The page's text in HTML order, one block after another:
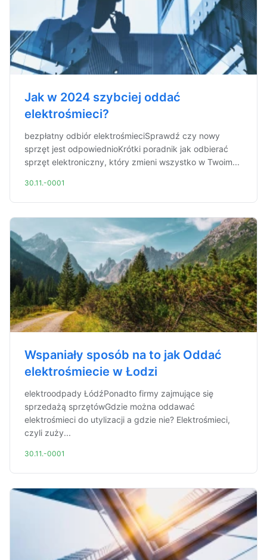
Jak w 2024 szybciej oddać
elektrośmieci?
bezpłatny odbiór elektrośmieciSprawdź czy nowy
sprzęt jest odpowiednioKrótki poradnik jak odbierać
sprzęt elektroniczny, który zmieni wszystko w Twoim...
30.11.-0001
Wspaniały sposób na to jak Oddać
elektrośmiecie w Łodzi
elektroodpady ŁódźPonadto firmy zajmujące się
sprzedażą sprzętówGdzie można oddawać
elektrośmieci do utylizacji a gdzie nie? Elektrośmieci,
czyli zuży...
30.11.-0001